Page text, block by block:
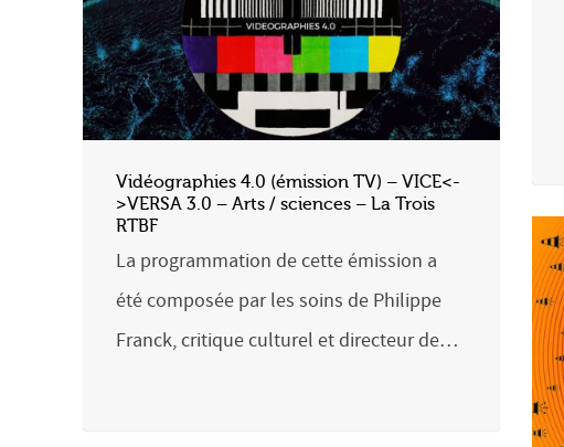
Vidéographies 4.0 (émission TV) – VICE<-
>VERSA 3.0 – Arts / sciences – La Trois
RTBF
La programmation de cette émission a
été composée par les soins de Philippe
Franck, critique culturel et directeur de…